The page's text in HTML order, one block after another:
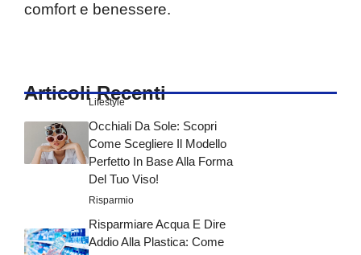
comfort e benessere.
Articoli Recenti
Lifestyle
Occhiali Da Sole: Scopri
Come Scegliere Il Modello
Perfetto In Base Alla Forma
Del Tuo Viso!
Risparmio
Risparmiare Acqua E Dire
Addio Alla Plastica: Come